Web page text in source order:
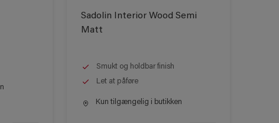
Sadolin Interior Wood Semi
Matt
Smukt og holdbar finish
Let at påføre
Kun tilgængelig i butikken